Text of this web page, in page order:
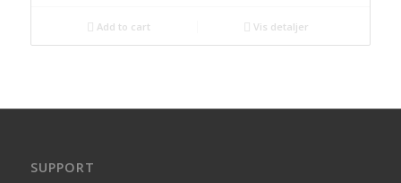
Add to cart Vis detaljer
SUPPORT